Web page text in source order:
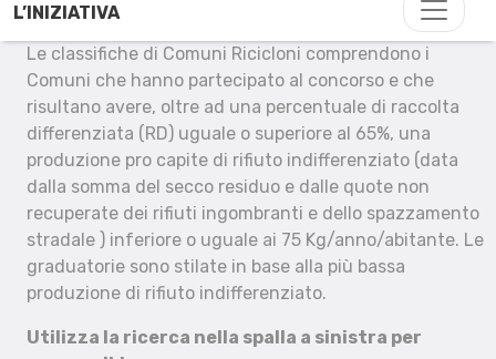
L’INIZIATIVA
Le classifiche di Comuni Ricicloni comprendono i
Comuni che hanno partecipato al concorso e che
risultano avere, oltre ad una percentuale di raccolta
differenziata (RD) uguale o superiore al 65%, una
produzione pro capite di rifiuto indifferenziato (data
dalla somma del secco residuo e dalle quote non
recuperate dei rifiuti ingombranti e dello spazzamento
stradale ) inferiore o uguale ai 75 Kg/anno/abitante. Le
graduatorie sono stilate in base alla più bassa
produzione di rifiuto indifferenziato.
Utilizza la ricerca nella spalla a sinistra per